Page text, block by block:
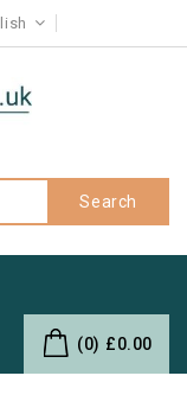
Search
(0) £0.00